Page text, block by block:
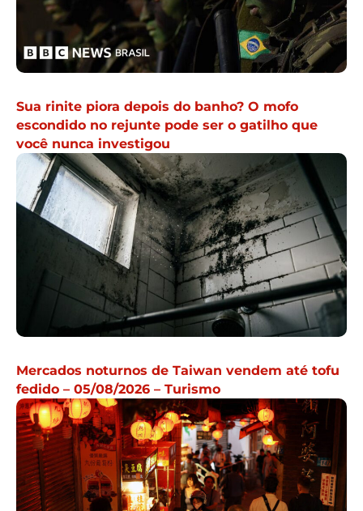
Sua rinite piora depois do banho? O mofo
escondido no rejunte pode ser o gatilho que
você nunca investigou
Mercados noturnos de Taiwan vendem até tofu
fedido – 05/08/2026 – Turismo